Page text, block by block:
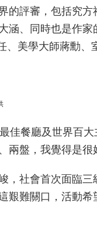
的評審，包括究
涵、同時也是作
美學大師蔣勳、
佳餐廳及世界百
兩盤，我覺得是很
，社會首次面臨
艱難關口，活動